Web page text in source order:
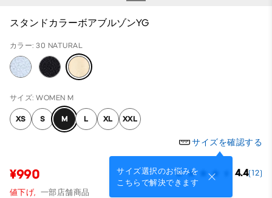
スタンドカラーボアブルゾンYG
カラー: 30 NATURAL
サイズ: WOMEN M
XS S M L XL XXL
サイズを確認する
サイズ選択のお悩みを
こちらで解決できます
¥990 4.4(12)
値下げ, 一部店舗商品